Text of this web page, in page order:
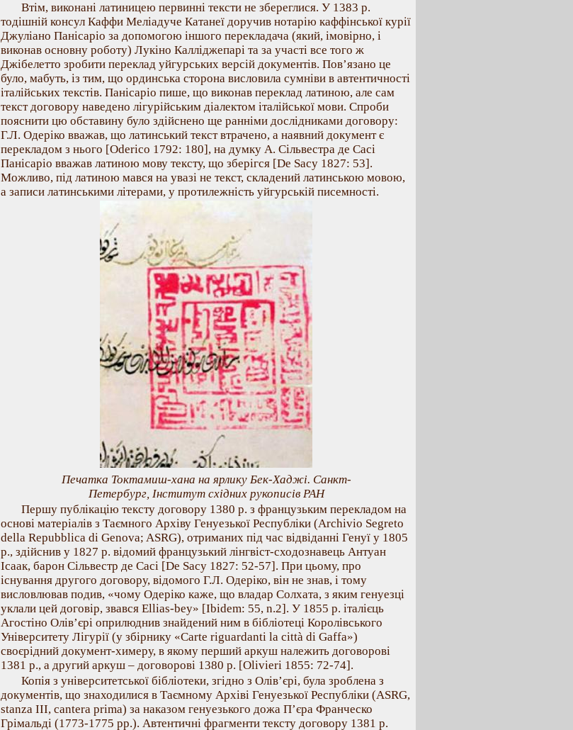
Втім, виконані латиницею первинні тексти не збереглися. У 1383 р.
тодішній консул Каффи Меліадуче Катанеї доручив нотарію каффінської курії
Джуліано Панісаріо за допомогою іншого перекладача (який, імовірно, і
виконав основну роботу) Лукіно Калліджепарі та за участі все того ж
Джібелетто зробити переклад уйгурських версій документів. Пов’язано це
було, мабуть, із тим, що ординська сторона висловила сумніви в автентичності
італійських текстів. Панісаріо пише, що виконав переклад латиною, але сам
текст договору наведено лігурійським діалектом італійської мови. Спроби
пояснити цю обставину було здійснено ще ранніми дослідниками договору:
Г.Л. Одеріко вважав, що латинський текст втрачено, а наявний документ є
перекладом з нього [Oderico 1792: 180], на думку А. Сільвестра де Сасі
Панісаріо вважав латиною мову тексту, що зберігся [De Saсy 1827: 53].
Можливо, під латиною мався на увазі не текст, складений латинською мовою,
а записи латинськими літерами, у протилежність уйгурській писемності.
Печатка Токтамиш-хана на ярлику Бек-Хаджі. Санкт-
Петербург, Інститут східних рукописів РАН
Першу публікацію тексту договору 1380 р. з французьким перекладом на
основі матеріалів з Таємного Архіву Генуезької Республіки (Archivio Segreto
della Repubblica di Genova; ASRG), отриманих під час відвіданні Генуї у 1805
р., здійснив у 1827 р. відомий французький лінгвіст-сходознавець Антуан
Ісаак, барон Сільвестр де Сасі [De Sacy 1827: 52-57]. При цьому, про
існування другого договору, відомого Г.Л. Одеріко, він не знав, і тому
висловлював подив, «чому Одеріко каже, що владар Солхата, з яким генуезці
уклали цей договір, звався Ellias-bey» [Ibidem: 55, n.2]. У 1855 р. італієць
Агостіно Олів’єрі оприлюднив знайдений ним в бібліотеці Королівського
Університету Лігурії (у збірнику «Carte riguardanti la città di Gaffa»)
своєрідний документ-химеру, в якому перший аркуш належить договорові
1381 р., а другий аркуш – договорові 1380 р. [Olivieri 1855: 72-74].
Копія з університетської бібліотеки, згідно з Олів’єрі, була зроблена з
документів, що знаходилися в Таємному Архіві Генуезької Республіки (ASRG,
stanza III, cantera prima) за наказом генуезького дожа П’єра Франческо
Грімальді (1773-1775 рр.). Автентичні фрагменти тексту договору 1381 р.